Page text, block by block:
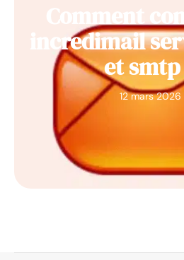
Comment
incredimail
et smtp
12 mars 2026